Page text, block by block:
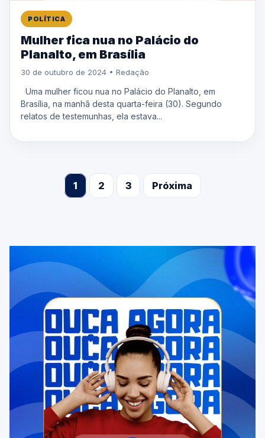
POLÍTICA
Mulher fica nua no Palácio do
Planalto, em Brasília
30 de outubro de 2024 • Redação
Uma mulher ficou nua no Palácio do Planalto, em
Brasília, na manhã desta quarta-feira (30). Segundo
relatos de testemunhas, ela estava...
1 2 3 Próxima